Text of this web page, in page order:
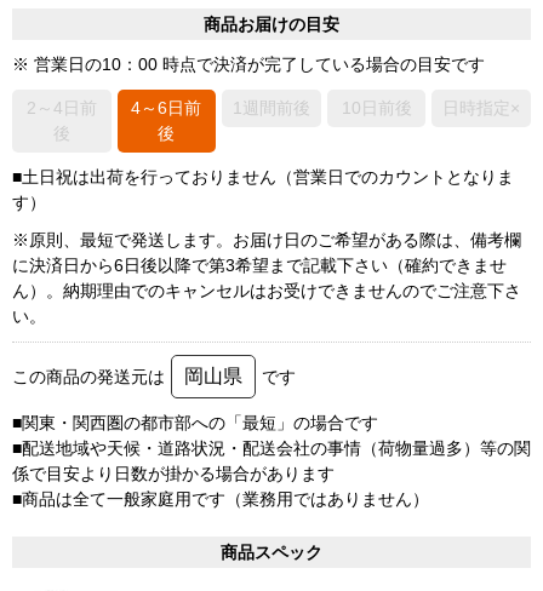
商品お届けの目安
※ 営業日の10：00 時点で決済が完了している場合の目安です
2～4日前
後
4～6日前
後
1週間前後 10日前後 日時指定×
■土日祝は出荷を行っておりません（営業日でのカウントとなりま
す）
※原則、最短で発送します。お届け日のご希望がある際は、備考欄
に決済日から6日後以降で第3希望まで記載下さい（確約できませ
ん）。納期理由でのキャンセルはお受けできませんのでご注意下さ
い。
この商品の発送元は 岡山県 です
■関東・関西圏の都市部への「最短」の場合です
■配送地域や天候・道路状況・配送会社の事情（荷物量過多）等の関
係で目安より日数が掛かる場合があります
■商品は全て一般家庭用です（業務用ではありません）
商品スペック